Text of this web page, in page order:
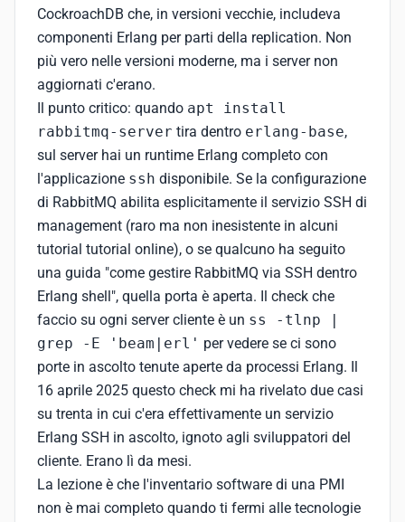
CockroachDB che, in versioni vecchie, includeva
componenti Erlang per parti della replication. Non
più vero nelle versioni moderne, ma i server non
aggiornati c'erano.
Il punto critico: quando apt install
rabbitmq-server tira dentro erlang-base,
sul server hai un runtime Erlang completo con
l'applicazione ssh disponibile. Se la configurazione
di RabbitMQ abilita esplicitamente il servizio SSH di
management (raro ma non inesistente in alcuni
tutorial tutorial online), o se qualcuno ha seguito
una guida "come gestire RabbitMQ via SSH dentro
Erlang shell", quella porta è aperta. Il check che
faccio su ogni server cliente è un ss -tlnp |
grep -E 'beam|erl' per vedere se ci sono
porte in ascolto tenute aperte da processi Erlang. Il
16 aprile 2025 questo check mi ha rivelato due casi
su trenta in cui c'era effettivamente un servizio
Erlang SSH in ascolto, ignoto agli sviluppatori del
cliente. Erano lì da mesi.
La lezione è che l'inventario software di una PMI
non è mai completo quando ti fermi alle tecnologie